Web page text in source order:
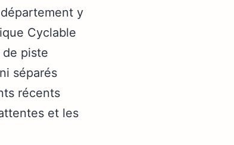
y
Cyclable
de piste
séparés
récents
et les